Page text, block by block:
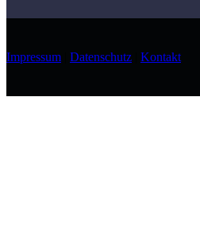
Impressum Datenschutz Kontakt